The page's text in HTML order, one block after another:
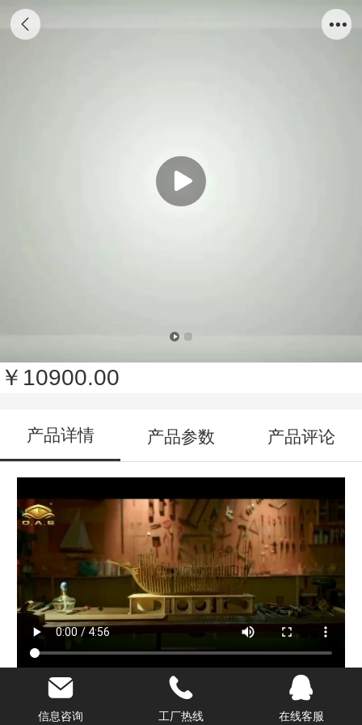
￥10900.00
产品详情 产品参数 产品评论
定制船模_ 50cm中式古帆船A模型_海艺坊
信息咨询 工厂热线 在线客服